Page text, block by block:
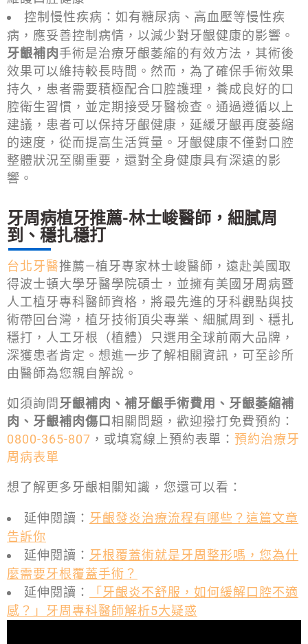
控制慢性疾病：如有糖尿病、高血壓等慢性疾
病，應妥善控制病情，以減少對牙齦健康的影響。
牙齦補肉手術是治療牙齦萎縮的有效方法，其術後
效果可以維持較長時間。然而，為了確保手術效果
持久，患者需要積極配合口腔護理，養成良好的口
腔衛生習慣，並定期接受牙醫檢查。通過遵循以上
建議，患者可以保持牙齦健康，延緩牙齦再度萎縮
的速度，從而提高生活質量。牙齦健康不僅對口腔
整體狀況至關重要，還對全身健康具有深遠的影
響。
牙周病植牙推薦-林士峻醫師，細膩周
到、穩扎穩打
台北牙醫推薦—植牙專家林士峻醫師，遠赴美國取
得波士頓大學牙醫學院碩士，並擁有美國牙周病暨
人工植牙專科醫師資格，將最先進的牙科觀點與技
術帶回台灣，植牙技術頂尖專業、細膩周到、穩扎
穩打，人工牙根（植體）只選用全球前兩大品牌，
深獲患者肯定。想進一步了解相關資訊，可至診所
由醫師為您親自解說。
如須詢問 牙齦補肉、補牙齦手術費用、牙齦萎縮補
肉、牙齦補肉傷口相關問題，歡迎撥打免費預約：
0800-365-807 ，或填寫線上預約表單： 預約治療牙
周病表單
想了解更多牙齦相關知識，您還可以看：
延伸閱讀： 牙齦發炎治療流程有哪些？這篇文章
告訴你
延伸閱讀： 牙根覆蓋術就是牙周整形嗎，您為什
麼需要牙根覆蓋手術？
延伸閱讀：
「牙齦炎不舒服，如何緩解口腔不適
感？」牙周專科醫師解析5大疑惑